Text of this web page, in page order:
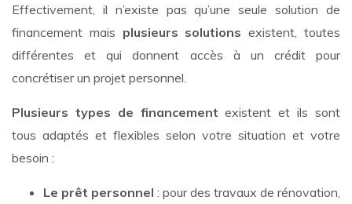
Effectivement, il n’existe pas qu’une seule solution de
financement mais plusieurs solutions existent, toutes
différentes et qui donnent accès à un crédit pour
concrétiser un projet personnel.
Plusieurs types de financementexistent et ils sont
tous adaptés et flexibles selon votre situation et votre
besoin :
Le prêt personnel : pour des travaux de rénovation,